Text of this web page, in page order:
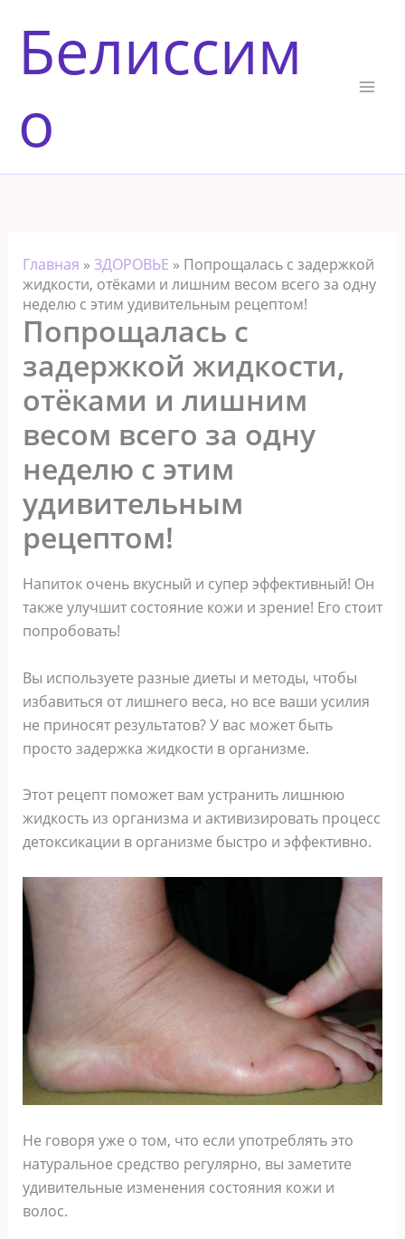
содержимому
Белиссим
о
Главная » ЗДОРОВЬЕ » Попрощалась с задержкой
жидкости, отёками и лишним весом всего за одну
неделю с этим удивительным рецептом!
Попрощалась с
задержкой жидкости,
отёками и лишним
весом всего за одну
неделю с этим
удивительным
рецептом!
Напиток очень вкусный и супер эффективный! Он
также улучшит состояние кожи и зрение! Его стоит
попробовать!
Вы используете разные диеты и методы, чтобы
избавиться от лишнего веса, но все ваши усилия
не приносят результатов? У вас может быть
просто задержка жидкости в организме.
Этот рецепт поможет вам устранить лишнюю
жидкость из организма и активизировать процесс
детоксикации в организме быстро и эффективно.
Не говоря уже о том, что если употреблять это
натуральное средство регулярно, вы заметите
удивительные изменения состояния кожи и
волос.